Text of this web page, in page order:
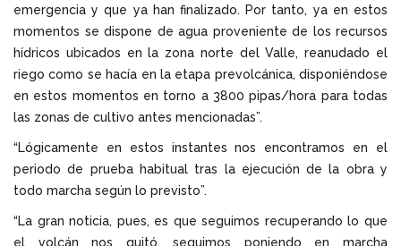
emergencia y que ya han finalizado. Por tanto, ya en estos
momentos se dispone de agua proveniente de los recursos
hídricos ubicados en la zona norte del Valle, reanudado el
riego como se hacía en la etapa prevolcánica, disponiéndose
en estos momentos en torno a 3800 pipas/hora para todas
las zonas de cultivo antes mencionadas”.
“Lógicamente en estos instantes nos encontramos en el
periodo de prueba habitual tras la ejecución de la obra y
todo marcha según lo previsto”.
“La gran noticia, pues, es que seguimos recuperando lo que
el volcán nos quitó, seguimos poniendo en marcha